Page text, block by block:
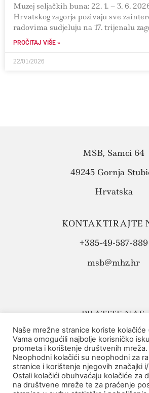
Muzej seljačkih buna: 22. 1. – 3. 6.
Hrvatskog zagorja pozivaju sve
radovima sudjeluju na 17. trijenalu
PROČITAJ VIŠE »
22/01/2026
MSB, Samci 64
49245 Gornja
Hrvatska
KONTAKTIRAJTE
+385-49-587-889
msb@mhz.hr
PRATITE NAS:
Politika privatnosti
Naše mrežne stranice koriste kolačiće
Vama omogućili najbolje korisničko
prometa i korištenje društvenih mreža.
Neophodni kolačići su neophodni za
stranice i korištenje njegovih značajki
Ostali kolačići obuhvaćaju kolačiće za
na društvene mreže te za praćenje